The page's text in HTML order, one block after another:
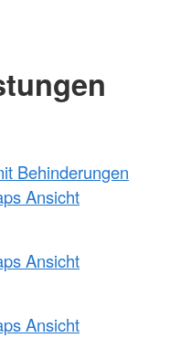
Behinderungen
Ansicht
Ansicht
Ansicht